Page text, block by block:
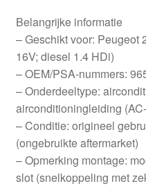
Belangrijke informatie
– Geschikt voor: Peugeot
16V; diesel 1.4 HDi)
– OEM/PSA-nummers:
– Onderdeeltype:
airconditioningleiding
– Conditie: origineel
(ongebruikte aftermarket)
– Opmerking montage:
slot (snelkoppeling met